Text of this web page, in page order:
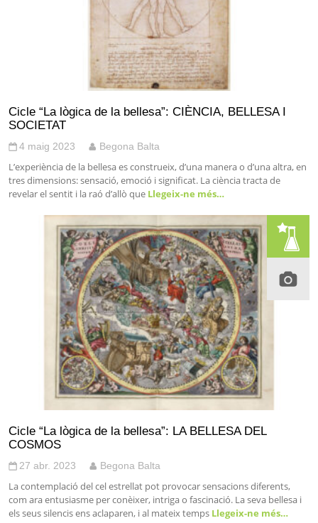
Cicle “La lògica de la bellesa”: CIÈNCIA, BELLESA I
SOCIETAT
4 maig 2023 Begona Balta
L’experiència de la bellesa es construeix, d’una manera o d’una altra, en
tres dimensions: sensació, emoció i significat. La ciència tracta de
revelar el sentit i la raó d’allò que Llegeix-ne més…
Cicle “La lògica de la bellesa”: LA BELLESA DEL
COSMOS
27 abr. 2023 Begona Balta
La contemplació del cel estrellat pot provocar sensacions diferents,
com ara entusiasme per conèixer, intriga o fascinació. La seva bellesa i
els seus silencis ens aclaparen, i al mateix temps Llegeix-ne més…